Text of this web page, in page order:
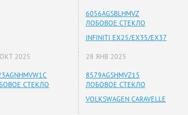
6056AGSBLHMVZ
ЛОБОВОЕ СТЕКЛО
INFINITI EX25/EX35/EX37
2025
СТЕКЛО
28 ЯНВ 2025
8579AGSHMVZ15
ЛОБОВОЕ СТЕКЛО
VOLKSWAGEN CARAVELLE